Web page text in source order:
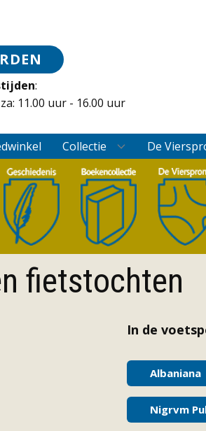
:
11.00 uur - 16.00 uur
Collectie De
fietstochten
In de
Albaniana
Nigrvm